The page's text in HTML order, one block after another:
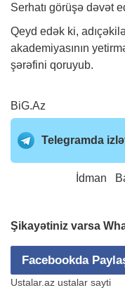
Serhatı görüşə dəvət
Qeyd edək ki,
akademiyasının
şərəfini qoruyub.
BiG.Az
Telegramda
İdman
Şikayətiniz varsa
Facebookda
Ustalar.az ustalar sayti